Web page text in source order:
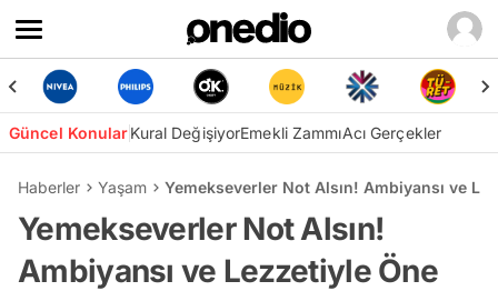
Güncel KonularKural DeğişiyorEmekli ZammıAcı Gerçekler
Haberler Yaşam Yemekseverler Not Alsın! Ambiyansı ve
Yemekseverler Not Alsın!
Ambiyansı ve Lezzetiyle Öne